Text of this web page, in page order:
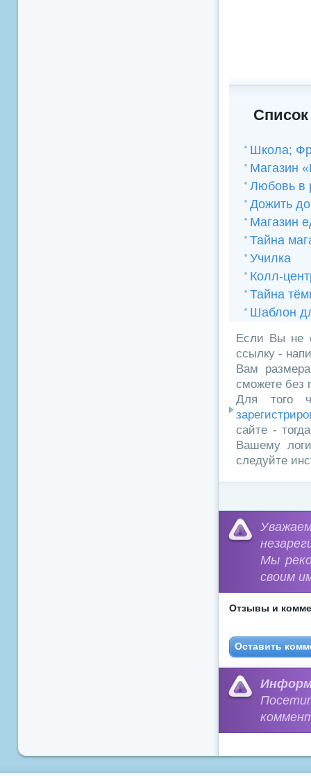
Школа;
Магазин
Любовь в
Дожить
Магазин
Тайна
Училка
Колл-
Тайна
Шаблон
Если Вы не
ссылку -
Вам
сможете без
Для того
сайте -
Вашему
следуйте
Мы
своим
Отзывы и
Оставить